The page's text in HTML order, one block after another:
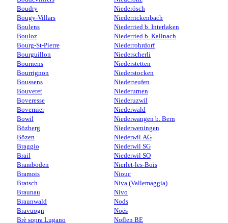
Boudry
Bougy-Villars
Boulens
Bouloz
Bourg-St-Pierre
Bourguillon
Bournens
Bourrignon
Boussens
Bouveret
Boveresse
Bovernier
Bowil
Bözberg
Bözen
Braggio
Brail
Bramboden
Bramois
Bratsch
Braunau
Braunwald
Bravuogn
Brè sopra Lugano
Niederösch
Niederrickenbach
Niederried b. Interlaken
Niederried b. Kallnach
Niederrohrdorf
Niederscherli
Niederstetten
Niederstocken
Niederteufen
Niederurnen
Niederuzwil
Niederwald
Niederwangen b. Bern
Niederweningen
Niederwil AG
Niederwil SG
Niederwil SO
Nierlet-les-Bois
Niouc
Niva (Vallemaggia)
Nivo
Nods
Noës
Noflen BE